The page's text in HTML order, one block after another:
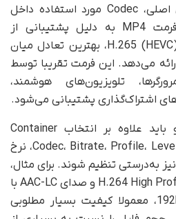
می‌شود، اما در واقع عامل اصلی، Codec مورد استفاده داخل
Container است. امروزه فرمت MP4 به دلیل پشتیبانی از
کدک‌های H.264 (AVC) و H.265 (HEVC)، بهترین تعادل میان
می‌دهد. این فرمت تقریبا توسط
تلویزیون‌های هوشمند،
اشتراک‌گذاری پشتیبانی می‌شود.
هنگام تبدیل فرمت ویدیو باید علاوه بر انتخاب Container
مناسب، پارامترهایی مانند Codec، Bitrate، Profile، Level، نرخ
فریم، GOP و Audio Codec نیز به‌درستی تنظیم شوند. برای مثال،
ذخیره فایل با H.264 High Profile Level 4.1 و صدای AAC-LC با
Bitrate بین 128 تا 192kbps، معمولا کیفیت بسیار مطلوبی